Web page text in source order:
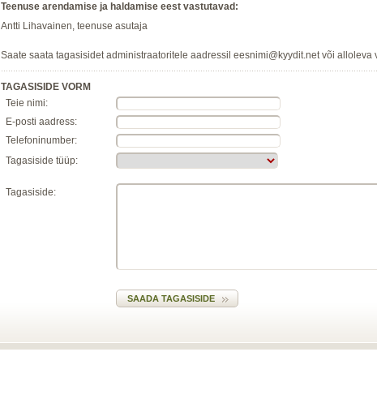
Teenuse arendamise ja haldamise eest vastutavad:
Antti Lihavainen, teenuse asutaja
Saate saata tagasisidet administraatoritele aadressil eesnimi@kyydit.net või alloleva
TAGASISIDE VORM
Teie nimi:
E-posti aadress:
Telefoninumber:
Tagasiside tüüp:
Tagasiside: